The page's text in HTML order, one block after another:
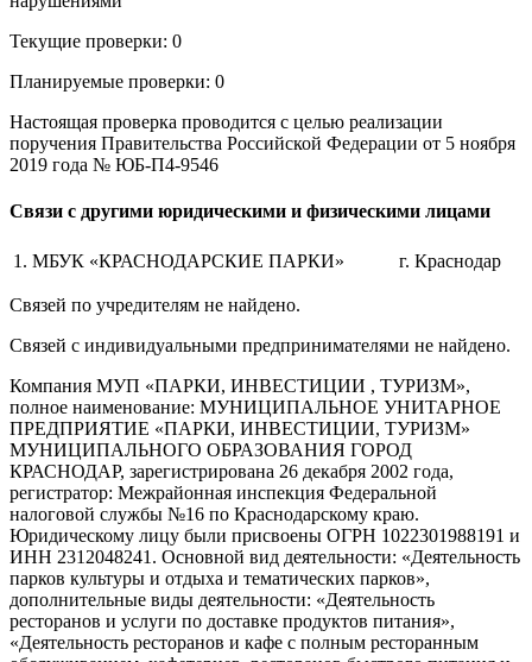
Текущие проверки: 0
Планируемые проверки: 0
Настоящая проверка проводится с целью реализации
поручения Правительства Российской Федерации от 5 ноября
2019 года № ЮБ-П4-9546
Связи с другими юридическими и физическими лицами
1. МБУК «КРАСНОДАРСКИЕ ПАРКИ» г. Краснодар
Связей по учредителям не найдено.
Связей с индивидуальными предпринимателями не найдено.
Компания МУП «ПАРКИ, ИНВЕСТИЦИИ , ТУРИЗМ»,
полное наименование: МУНИЦИПАЛЬНОЕ УНИТАРНОЕ
ПРЕДПРИЯТИЕ «ПАРКИ, ИНВЕСТИЦИИ, ТУРИЗМ»
МУНИЦИПАЛЬНОГО ОБРАЗОВАНИЯ ГОРОД
КРАСНОДАР, зарегистрирована 26 декабря 2002 года,
регистратор: Межрайонная инспекция Федеральной
налоговой службы №16 по Краснодарскому краю.
Юридическому лицу были присвоены ОГРН 1022301988191 и
ИНН 2312048241. Основной вид деятельности: «Деятельность
парков культуры и отдыха и тематических парков»,
дополнительные виды деятельности: «Деятельность
ресторанов и услуги по доставке продуктов питания»,
«Деятельность ресторанов и кафе с полным ресторанным